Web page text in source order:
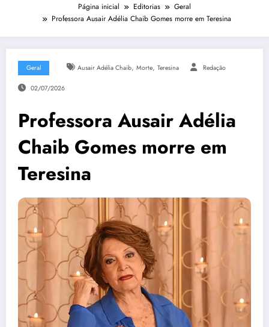
Página inicial Editorias
Geral
Professora Ausair Adélia Chaib Gomes morre em Teresina
Geral Ausair Adélia Chaib, Morte, Teresina Redação
02/07/2026
Professora Ausair Adélia
Chaib Gomes morre em
Teresina